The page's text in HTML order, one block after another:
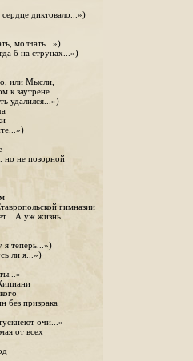
диктовало...»)
молчать...»)
б на струнах...»)
или Мысли,
к заутрене
удалился...»)
но не позорной
гимназии
А уж жизнь
теперь...»)
ли я...»)
без призрака
очи...»
от всех